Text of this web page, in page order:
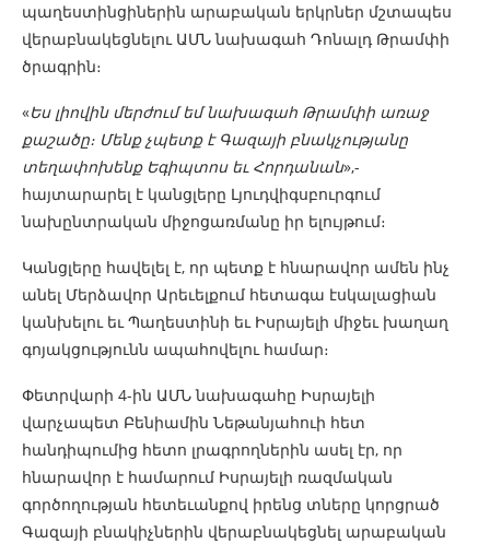
պաղեստինցիներին արաբական երկրներ մշտապես
վերաբնակեցնելու ԱՄՆ նախագահ Դոնալդ Թրամփի
ծրագրին։
«Ես լիովին մերժում եմ նախագահ Թրամփի առաջ
քաշածը։ Մենք չպետք է Գազայի բնակչությանը
տեղափոխենք Եգիպտոս եւ Հորդանան»,-
հայտարարել է կանցլերը Լյուդվիգսբուրգում
նախընտրական միջոցառմանը իր ելույթում։
Կանցլերը հավելել է, որ պետք է հնարավոր ամեն ինչ
անել Մերձավոր Արեւելքում հետագա էսկալացիան
կանխելու եւ Պաղեստինի եւ Իսրայելի միջեւ խաղաղ
գոյակցությունն ապահովելու համար։
Փետրվարի 4-ին ԱՄՆ նախագահը Իսրայելի
վարչապետ Բենիամին Նեթանյահուի հետ
հանդիպումից հետո լրագրողներին ասել էր, որ
հնարավոր է համարում Իսրայելի ռազմական
գործողության հետեւանքով իրենց տները կորցրած
Գազայի բնակիչներին վերաբնակեցնել արաբական